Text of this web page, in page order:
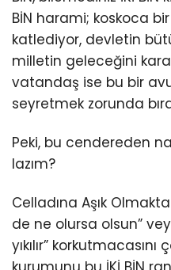
BİN harami; koskoca
katlediyor, devletin
milletin geleceğini
vatandaş ise bu bir
seyretmek zorunda
Peki, bu cendereden
lazım?
Celladına Aşık
de ne olursa olsun”
yıkılır”